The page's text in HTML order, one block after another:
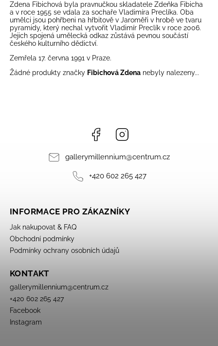
Zdena Fibichová byla pravnučkou skladatele Zdeňka Fibicha
a v roce 1955 se vdala za sochaře Vladimíra Preclíka. Oba
umělci jsou pohřbeni na hřbitově v Jaroměři v hrobě ve tvaru
pyramidy, který nechal vytvořit Vladimír Preclík v roce 2006.
Jejich spojená umělecká odkaz zůstává pevnou součástí
českého kulturního dědictví.
Zemřela 17. června 1991 v Praze.
Žádné produkty značky Fibichová Zdena nebyly nalezeny...
Facebook
gallerymillennium@centrum.cz
+420 602 265 427
INFORMACE PRO ZÁKAZNÍKY
Jak nakupovat & FAQ
Obchodní podmínky
Podmínky ochrany osobních údajů
KONTAKT
gallerymillennium@centrum.cz
+420 602 265 427
Facebook
Instagram